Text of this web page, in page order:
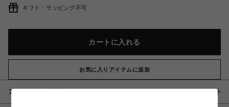
ギフト：ラッピング不可
カートに入れる
お気に入りアイテムに追加
アイテム説明 / 素材